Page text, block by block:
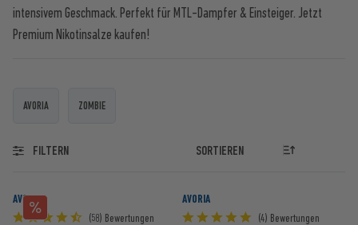
intensivem Geschmack. Perfekt für MTL-Dampfer & Einsteiger. Jetzt
Premium Nikotinsalze kaufen!
AVORIA ZOMBIE
FILTERN
AVORIA
(58) Bewertungen
AVORIA
(4) Bewertungen